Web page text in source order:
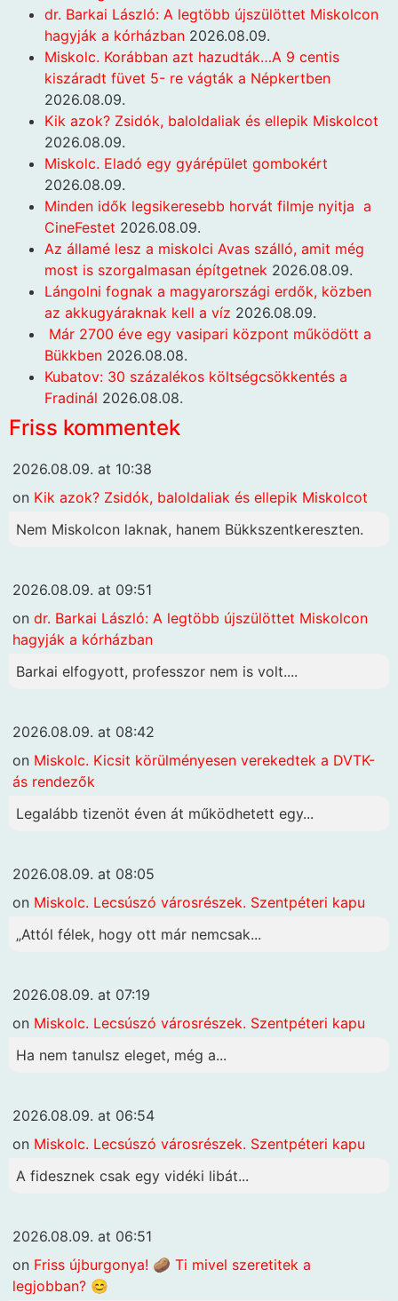
dr. Barkai László: A legtöbb újszülöttet Miskolcon
hagyják a kórházban 2026.08.09.
Miskolc. Korábban azt hazudták…A 9 centis
kiszáradt füvet 5- re vágták a Népkertben
2026.08.09.
Kik azok? Zsidók, baloldaliak és ellepik Miskolcot
2026.08.09.
Miskolc. Eladó egy gyárépület gombokért
2026.08.09.
Minden idők legsikeresebb horvát filmje nyitja a
CineFestet 2026.08.09.
Az államé lesz a miskolci Avas szálló, amit még
most is szorgalmasan építgetnek 2026.08.09.
Lángolni fognak a magyarországi erdők, közben
az akkugyáraknak kell a víz 2026.08.09.
Már 2700 éve egy vasipari központ működött a
Bükkben 2026.08.08.
Kubatov: 30 százalékos költségcsökkentés a
Fradinál 2026.08.08.
Friss kommentek
2026.08.09. at 10:38
on Kik azok? Zsidók, baloldaliak és ellepik Miskolcot
Nem Miskolcon laknak, hanem Bükkszentkereszten.
2026.08.09. at 09:51
on dr. Barkai László: A legtöbb újszülöttet Miskolcon
hagyják a kórházban
Barkai elfogyott, professzor nem is volt....
2026.08.09. at 08:42
on Miskolc. Kicsit körülményesen verekedtek a DVTK-
ás rendezők
Legalább tizenöt éven át működhetett egy...
2026.08.09. at 08:05
on Miskolc. Lecsúszó városrészek. Szentpéteri kapu
„Attól félek, hogy ott már nemcsak...
2026.08.09. at 07:19
on Miskolc. Lecsúszó városrészek. Szentpéteri kapu
Ha nem tanulsz eleget, még a...
2026.08.09. at 06:54
on Miskolc. Lecsúszó városrészek. Szentpéteri kapu
A fidesznek csak egy vidéki libát...
2026.08.09. at 06:51
on Friss újburgonya! 🥔 Ti mivel szeretitek a
legjobban? 😊